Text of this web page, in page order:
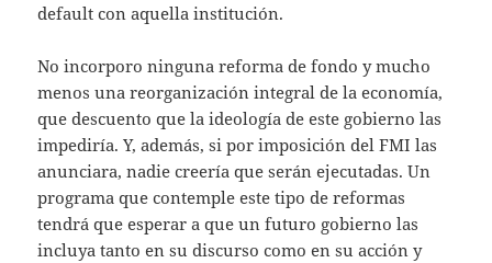
default con aquella institución.
No incorporo ninguna reforma de fondo y mucho
menos una reorganización integral de la economía,
que descuento que la ideología de este gobierno las
impediría. Y, además, si por imposición del FMI las
anunciara, nadie creería que serán ejecutadas. Un
programa que contemple este tipo de reformas
tendrá que esperar a que un futuro gobierno las
incluya tanto en su discurso como en su acción y